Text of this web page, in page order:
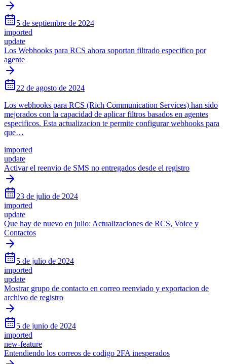
5 de septiembre de 2024
imported
update
Los Webhooks para RCS ahora soportan filtrado especifico por
agente
22 de agosto de 2024
Los webhooks para RCS (Rich Communication Services) han sido
mejorados con la capacidad de aplicar filtros basados en agentes
especificos. Esta actualizacion te permite configurar webhooks para
que…
imported
update
Activar el reenvio de SMS no entregados desde el registro
23 de julio de 2024
imported
update
Que hay de nuevo en julio: Actualizaciones de RCS, Voice y
Contactos
5 de julio de 2024
imported
update
Mostrar grupo de contacto en correo reenviado y exportacion de
archivo de registro
5 de junio de 2024
imported
new-feature
Entendiendo los correos de codigo 2FA inesperados